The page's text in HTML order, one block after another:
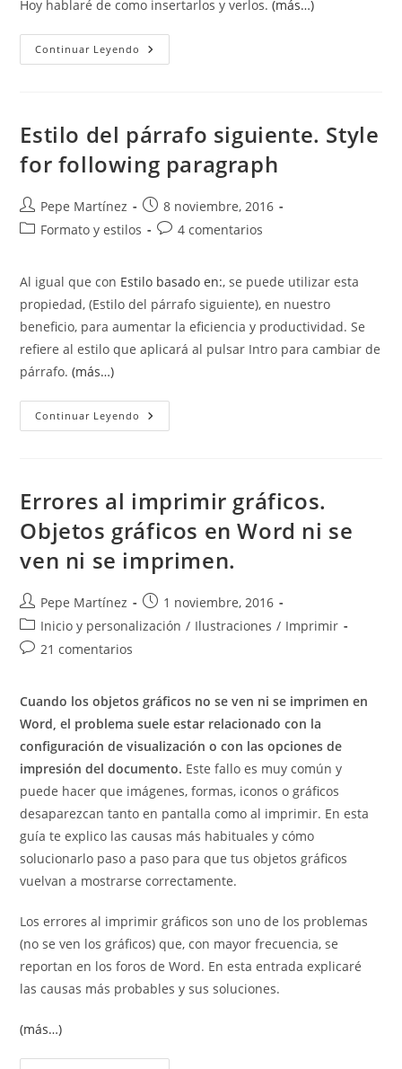
Hoy hablaré de como insertarlos y verlos.(más…)
Continuar Leyendo Trabajar
Con
Estilo del párrafo siguiente. Style
for following paragraph
Autor
de
Pepe Martínez
Publicación
de
8 noviembre, 2016
Categoría
entrada:
Formato y estilos
Comentarios
entrada:
4 comentarios
Al igual que con Estilo basado en:, se puede utilizar esta
propiedad, (Estilo del párrafo siguiente), en nuestro
beneficio, para aumentar la eficiencia y productividad. Se
refiere al estilo que aplicará al pulsar Intro para cambiar de
párrafo.(más…)
Continuar Leyendo Estilo
Del
Following
Paragraph
Errores al imprimir gráficos.
Objetos gráficos en Word ni se
ven ni se imprimen.
Autor
de
la
entrada:
Pepe Martínez
Publicación
de
1 noviembre, 2016
Categoría
de
Inicio y personalización / Ilustraciones / Imprimir
Comentarios
entrada:
21 comentarios
Cuando los objetos gráficos no se ven ni se imprimen en
Word, el problema suele estar relacionado con la
configuración de visualización o con las opciones de
impresión del documento. Este fallo es muy común y
puede hacer que imágenes, formas, iconos o gráficos
desaparezcan tanto en pantalla como al imprimir. En esta
guía te explico las causas más habituales y cómo
solucionarlo paso a paso para que tus objetos gráficos
vuelvan a mostrarse correctamente.
Los errores al imprimir gráficos son uno de los problemas
(no se ven los gráficos) que, con mayor frecuencia, se
reportan en los foros de Word. En esta entrada explicaré
las causas más probables y sus soluciones.
(más…)